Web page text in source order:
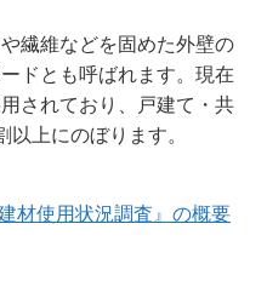
繊維などを固めた外壁の
ドとも呼ばれます。現在
されており、戸建て・共
上にのぼります。
材使用状況調査』の概要